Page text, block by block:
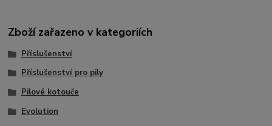
Zboží zařazeno v kategoriích
Příslušenství
Příslušenství pro pily
Pilové kotouče
Evolution